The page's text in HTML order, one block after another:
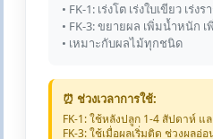
• FK-1: เร่งโต เร่งใบเขียว เร่งร
• FK-3: ขยายผล เพิ่มน้ำหนัก
• เหมาะกับผลไม้ทุกชนิด
⏰ ช่วงเวลาการใช้:
FK-1: ใช้หลังปลูก 1-4 สัปดาห์ แ
FK-3: ใช้เมื่อผลเริ่มติด ช่วงผลอ่